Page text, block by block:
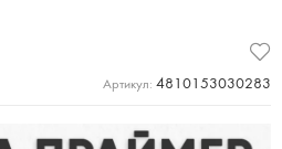
Артикул: 4810153030283